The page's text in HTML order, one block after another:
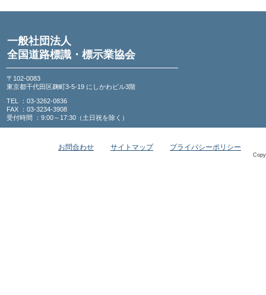
一般社団法人
全国道路標識・標示業協会
〒102-0083
東京都千代田区麹町3-5-19 にしかわビル3階
TEL ：03-3262-0836
FAX ：03-3234-3908
受付時間 ：9:00～17:30（土日祝を除く）
お問合わせ サイトマップ プライバシーポリシー